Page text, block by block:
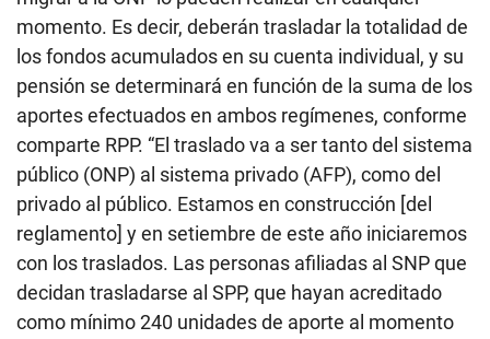
momento. Es decir, deberán trasladar la totalidad de
los fondos acumulados en su cuenta individual, y su
pensión se determinará en función de la suma de los
aportes efectuados en ambos regímenes, conforme
comparte RPP. “El traslado va a ser tanto del sistema
público (ONP) al sistema privado (AFP), como del
privado al público. Estamos en construcción [del
reglamento] y en setiembre de este año iniciaremos
con los traslados. Las personas afiliadas al SNP que
decidan trasladarse al SPP, que hayan acreditado
como mínimo 240 unidades de aporte al momento